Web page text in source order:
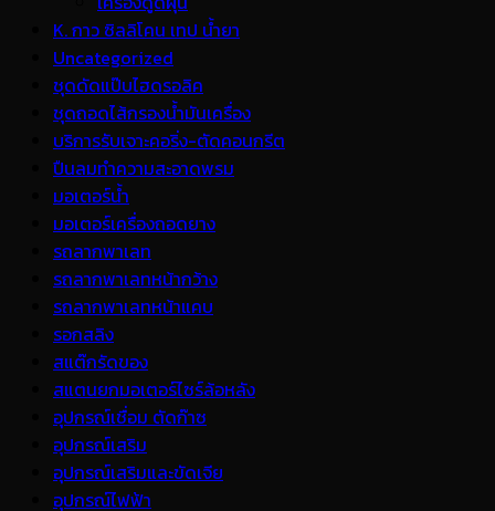
K. กาว ซิลลิโคน เทป น้ำยา
Uncategorized
ชุดดัดแป๊บไฮดรอลิค
ชุดถอดไส้กรองน้ำมันเครื่อง
บริการรับเจาะคอริ่ง-ตัดคอนกรีต
ปืนลมทำความสะอาดพรม
มอเตอร์น้ำ
มอเตอร์เครื่องถอดยาง
รถลากพาเลท
รถลากพาเลทหน้ากว้าง
รถลากพาเลทหน้าแคบ
รอกสลิง
สแต๊กรัดของ
สแตนยกมอเตอร์ไซร์ล้อหลัง
อุปกรณ์เชื่อม ตัดก๊าซ
อุปกรณ์เสริม
อุปกรณ์เสริมและขัดเจีย
อุปกรณ์ไฟฟ้า